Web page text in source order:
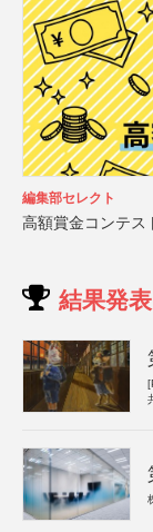
編集部セレクト
高額賞金コンテス
結果発表